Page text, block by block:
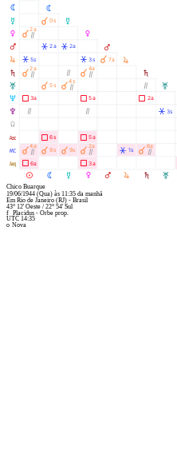
M
N
N
N
O
O
O
P
P
P
Q
Q
Q
R
R
R
S
S
S
T
T
T
U
V
Y
W
X
l
À Ò
2a
Â 5s
À Ò
2a
Ã 3a
Ò
6a
À Ò
4a
À 0s
Â 2a
À 5s
Ã 6s
À 9s
Â 2a
Ò
À Ò
4s
À 9s
Â 3s
À Ò
4a
Ã 5a
Ò
3a
Ã 5a
À Ò
2a
À 7a
Â 1s
Ò
Ã 2a
À Ò
6a
Â 3s
Chico Buarque
19/06/1944 (Qua) às 11:35 da manhã
EmRio de Janeiro (RJ) - Brasil
43° 12' Oeste /22° 54' Sul
f Placidus - Orbe prop.
UTC 14:35
Nova
o